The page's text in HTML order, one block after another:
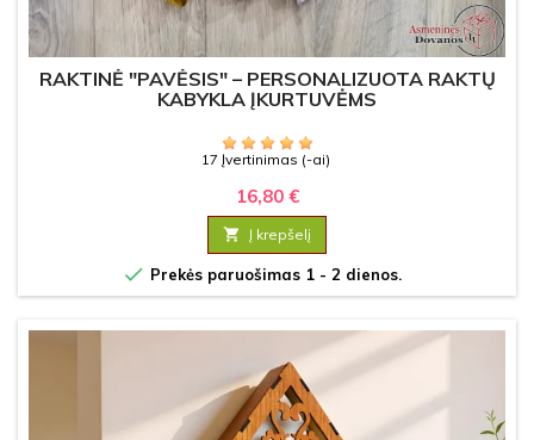
RAKTINĖ "PAVĖSIS" – PERSONALIZUOTA RAKTŲ
KABYKLA ĮKURTUVĖMS
17 Įvertinimas (-ai)
16,80 €
 Į krepšelį
 Prekės paruošimas 1 - 2 dienos.